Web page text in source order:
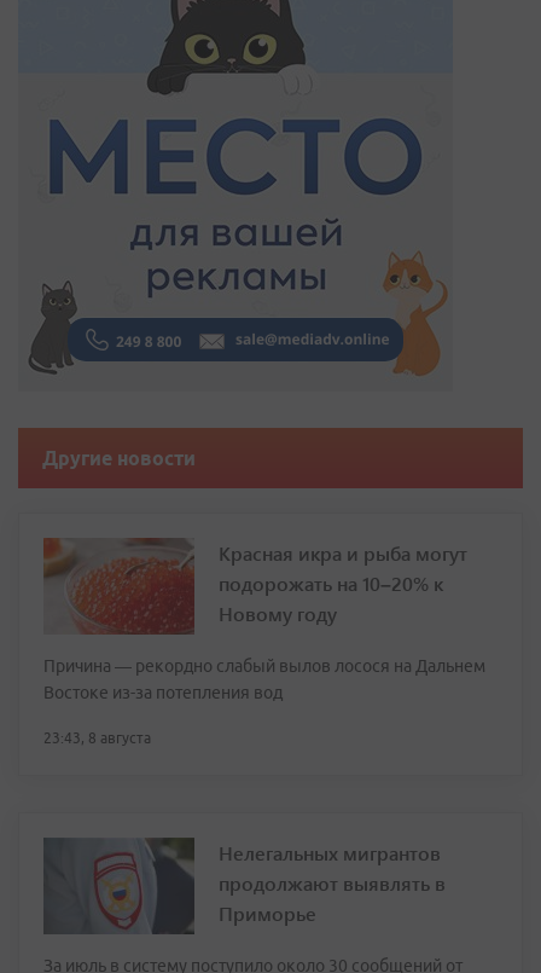
Другие новости
Красная икра и рыба могут
подорожать на 10–20% к
Новому году
Причина — рекордно слабый вылов лосося на Дальнем
Востоке из-за потепления вод
23:43, 8 августа
Нелегальных мигрантов
продолжают выявлять в
Приморье
За июль в систему поступило около 30 сообщений от